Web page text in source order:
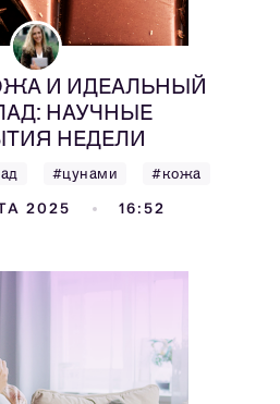
И ИДЕАЛЬНЫЙ
НАУЧНЫЕ
НЕДЕЛИ
#цунами #кожа
2025 16:52